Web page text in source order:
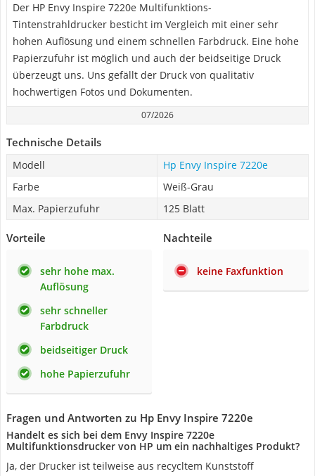
Der HP Envy Inspire 7220e Multifunktions-
Tintenstrahldrucker besticht im Vergleich mit einer sehr
hohen Auflösung und einem schnellen Farbdruck. Eine hohe
Papierzufuhr ist möglich und auch der beidseitige Druck
überzeugt uns. Uns gefällt der Druck von qualitativ
hochwertigen Fotos und Dokumenten.
07/2026
Technische Details
Modell
Hp Envy Inspire 7220e
Farbe
Weiß-Grau
Max. Papierzufuhr
125 Blatt
Vorteile
sehr hohe max.
Auflösung
sehr schneller
Farbdruck
beidseitiger Druck
hohe Papierzufuhr
Nachteile
keine Faxfunktion
Fragen und Antworten zu Hp Envy Inspire 7220e
Handelt es sich bei dem Envy Inspire 7220e
Multifunktionsdrucker von HP um ein nachhaltiges Produkt?
Ja, der Drucker ist teilweise aus recycltem Kunststoff